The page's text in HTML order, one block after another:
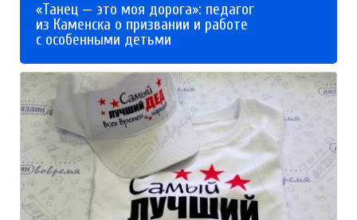
«Танец — это моя дорога»: педагог
из Каменска о призвании и работе
с особенными детьми